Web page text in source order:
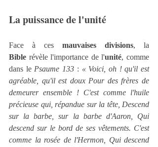
La puissance de l'unité
Face à ces mauvaises divisions
Bible révèle l'importance de l'unité, comme
dans le Psaume 133 : « Voici, oh ! qu'il est
agréable, qu'il est doux Pour des frères de
demeurer ensemble ! C'est comme l'huile
précieuse qui, répandue sur la tête, Descend
sur la barbe, sur la barbe d'Aaron, Qui
descend sur le bord de ses vêtements. C'est
comme la rosée de l'Hermon, Qui descend